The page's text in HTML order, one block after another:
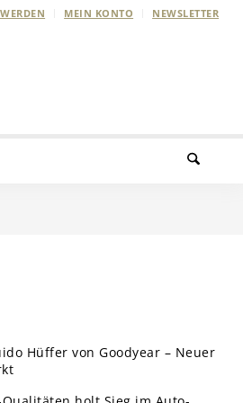
MEIN KONTO NEWSLETTER
Hüffer von Goodyear – Neuer